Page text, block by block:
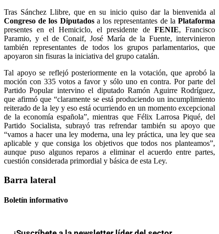
Tras Sánchez Llibre, que en su inicio quiso dar la bienvenida al
Congreso de los Diputadosa los representantes de laPlataforma
presentes en el Hemiciclo, el presidente de FENIE, Francisco
Paramio, y el de Conaif, José María de la Fuente, intervinieron
también representantes de todos los grupos parlamentarios, que
apoyaron sin fisuras la iniciativa del grupo catalán.
Tal apoyo se reflejó posteriormente en la votación, que aprobó la
moción con 335 votos a favor y sólo uno en contra. Por parte del
Partido Popular intervino el diputado Ramón Aguirre Rodríguez,
que afirmó que “claramente se está produciendo un incumplimiento
reiterado de la ley y eso está ocurriendo en un momento excepcional
de la economía española”, mientras que Félix Larrosa Piqué, del
Partido Socialista, subrayó tras refrendar también su apoyo que
“vamos a hacer una ley moderna, una ley práctica, una ley que sea
aplicable y que consiga los objetivos que todos nos planteamos”,
aunque puso algunos reparos a eliminar el acuerdo entre partes,
cuestión considerada primordial y básica de esta Ley.
Barra lateral
Boletín informativo